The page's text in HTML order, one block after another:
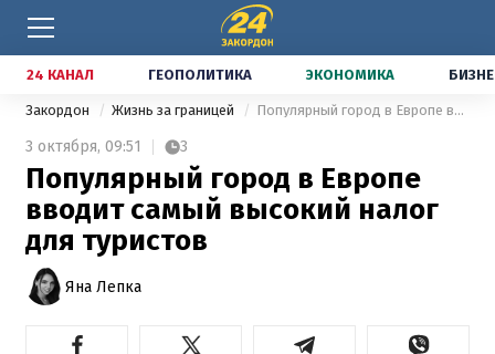
24 КАНАЛ ГЕОПОЛИТИКА ЭКОНОМИКА
Закордон Жизнь за границей Популярный город в Европе вводит самый высокий налог для туристов
3 октября, 09:51 3
Популярный город в Европе
вводит самый высокий налог
для туристов
Яна Лепка